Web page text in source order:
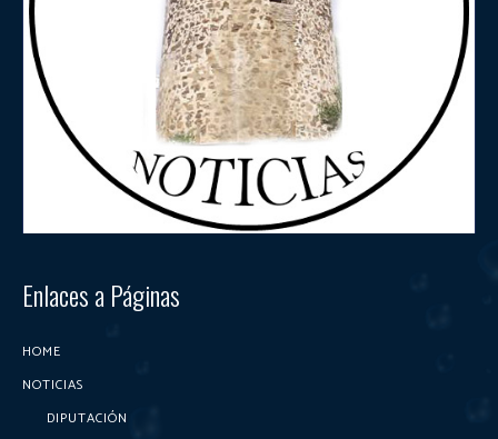
Enlaces a Páginas
HOME
NOTICIAS
DIPUTACIÓN